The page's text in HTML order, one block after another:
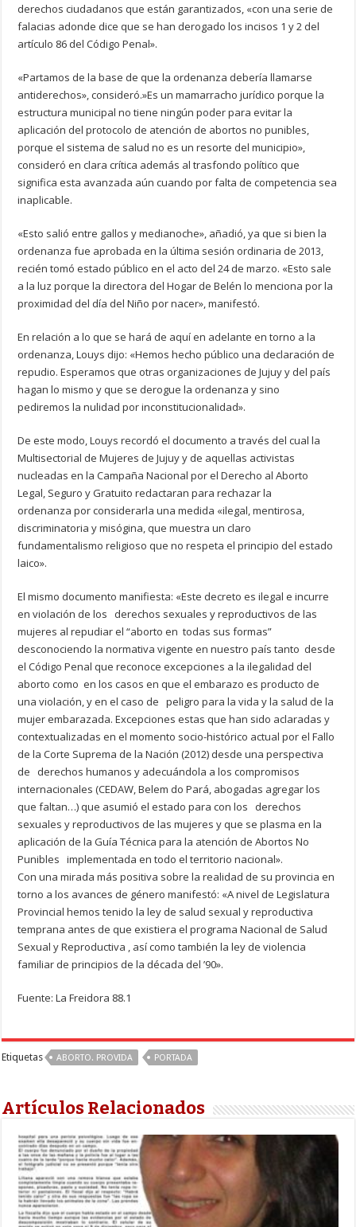
derechos ciudadanos que están garantizados, «con una serie de
falacias adonde dice que se han derogado los incisos 1 y 2 del
artículo 86 del Código Penal».
«Partamos de la base de que la ordenanza debería llamarse
antiderechos», consideró.»Es un mamarracho jurídico porque la
estructura municipal no tiene ningún poder para evitar la
aplicación del protocolo de atención de abortos no punibles,
porque el sistema de salud no es un resorte del municipio»,
consideró en clara crítica además al trasfondo político que
significa esta avanzada aún cuando por falta de competencia sea
inaplicable.
«Esto salió entre gallos y medianoche», añadió, ya que si bien la
ordenanza fue aprobada en la última sesión ordinaria de 2013,
recién tomó estado público en el acto del 24 de marzo. «Esto sale
a la luz porque la directora del Hogar de Belén lo menciona por la
proximidad del día del Niño por nacer», manifestó.
En relación a lo que se hará de aquí en adelante en torno a la
ordenanza, Louys dijo: «Hemos hecho público una declaración de
repudio. Esperamos que otras organizaciones de Jujuy y del país
hagan lo mismo y que se derogue la ordenanza y sino
pediremos la nulidad por inconstitucionalidad».
De este modo, Louys recordó el documento a través del cual la
Multisectorial de Mujeres de Jujuy y de aquellas activistas
nucleadas en la Campaña Nacional por el Derecho al Aborto
Legal, Seguro y Gratuito redactaran para rechazar la
ordenanza por considerarla una medida «ilegal, mentirosa,
discriminatoria y misógina, que muestra un claro
fundamentalismo religioso que no respeta el principio del estado
laico».
El mismo documento manifiesta: «Este decreto es ilegal e incurre
en violación de los derechos sexuales y reproductivos de las
mujeres al repudiar el “aborto en todas sus formas”
desconociendo la normativa vigente en nuestro país tanto desde
el Código Penal que reconoce excepciones a la ilegalidad del
aborto como en los casos en que el embarazo es producto de
una violación, y en el caso de peligro para la vida y la salud de la
mujer embarazada. Excepciones estas que han sido aclaradas y
contextualizadas en el momento socio-histórico actual por el Fallo
de la Corte Suprema de la Nación (2012) desde una perspectiva
de derechos humanos y adecuándola a los compromisos
internacionales (CEDAW, Belem do Pará, abogadas agregar los
que faltan…) que asumió el estado para con los derechos
sexuales y reproductivos de las mujeres y que se plasma en la
aplicación de la Guía Técnica para la atención de Abortos No
Punibles implementada en todo el territorio nacional».
Con una mirada más positiva sobre la realidad de su provincia en
torno a los avances de género manifestó: «A nivel de Legislatura
Provincial hemos tenido la ley de salud sexual y reproductiva
temprana antes de que existiera el programa Nacional de Salud
Sexual y Reproductiva , así como también la ley de violencia
familiar de principios de la década del ’90».
Fuente: La Freidora 88.1
Etiquetas ABORTO. PROVIDA PORTADA
Artículos Relacionados